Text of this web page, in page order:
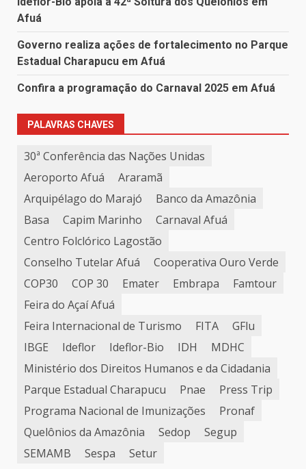
Afuá
Governo realiza ações de fortalecimento no Parque
Estadual Charapucu em Afuá
Confira a programação do Carnaval 2025 em Afuá
PALAVRAS CHAVES
30ª Conferência das Nações Unidas
Aeroporto Afuá
Araramã
Arquipélago do Marajó
Banco da Amazônia
Basa
Capim Marinho
Carnaval Afuá
Centro Folclórico Lagostão
Conselho Tutelar Afuá
Cooperativa Ouro Verde
COP30
COP 30 Emater Embrapa
Famtour
Feira do Açaí Afuá
Feira Internacional de Turismo
FITA
GFlu
IBGE
Ideflor Ideflor-Bio IDH
MDHC
Ministério dos Direitos Humanos e da Cidadania
Parque Estadual Charapucu
Pnae
Press Trip
Programa Nacional de Imunizações
Pronaf
Quelônios da Amazônia
Sedop
Segup
SEMAMB
Sespa Setur